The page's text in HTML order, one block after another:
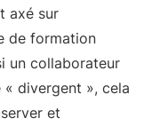
axé sur
de formation
un collaborateur
« divergent », cela
et